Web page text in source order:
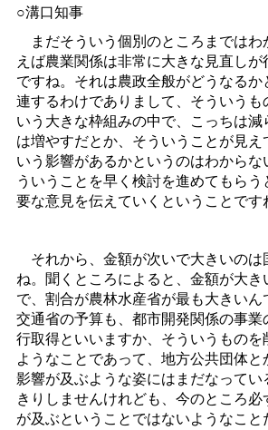
○溝口知事
まだそういう個別のところまではわ
えば農業関係は非常に大きな見直し
ですね。それは農政全般がどうなる
連するわけでありまして、そういうも
いう大きな枠組みの中で、こっちは減
は増やすだとか、そういうことが見え
いう影響があるかというのはわから
ういうことを早く検討を進めてもら
要な意見を伝えていくということです
それから、金額が次いで大きいのは
ね。聞くところによると、金額が大
で、割合が農林水産省が最も大きい
交通省の予算も、都市開発関係の事
行取得といいますか、そういうものを
ようなことであって、地方公共団体
影響が及ぶような姿にはまだなってい
きりしませんけれども、今のところ
が及ぶということではないようなこと